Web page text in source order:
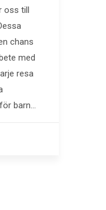
oss till
chans
med
resa
barn…